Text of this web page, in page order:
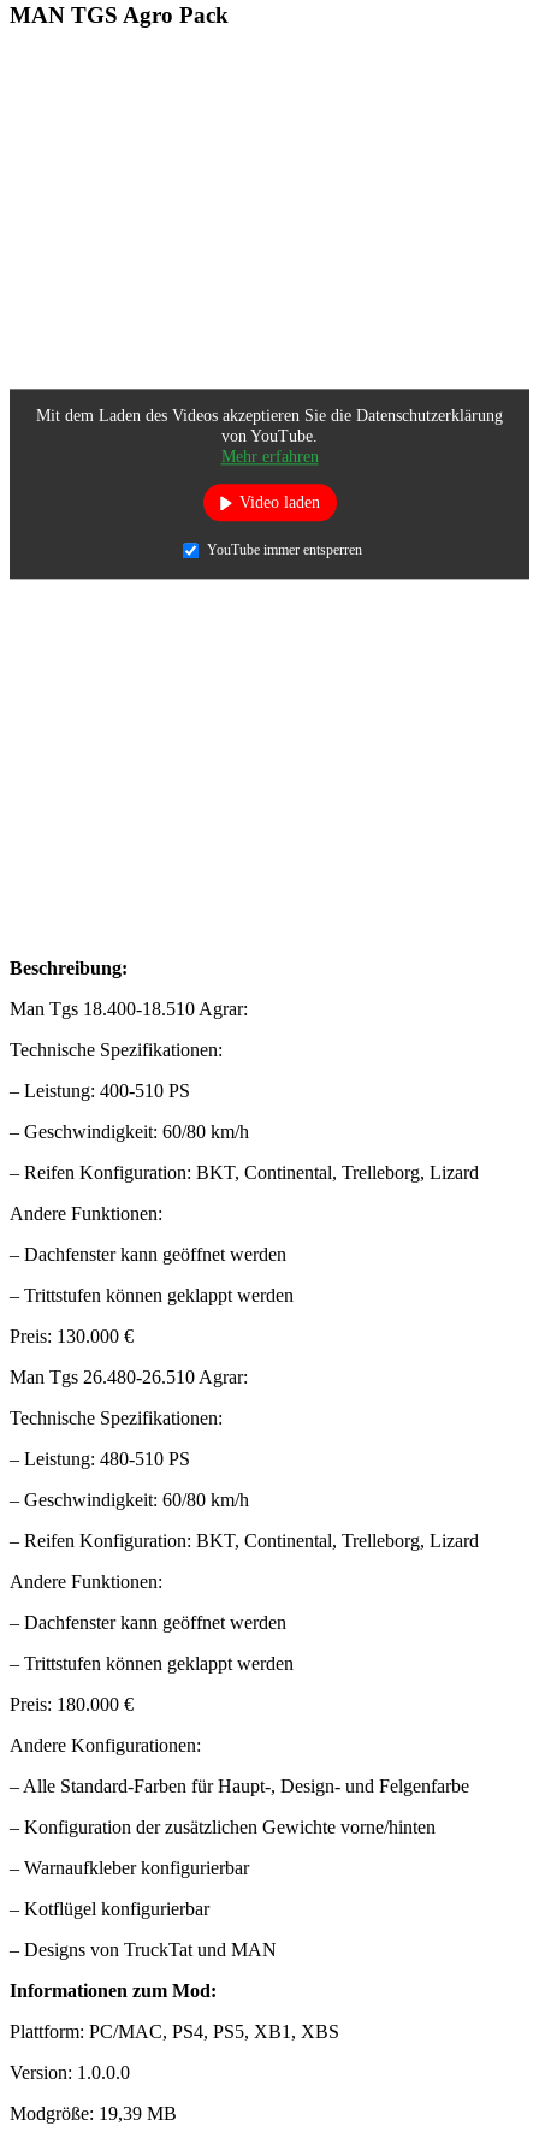
MAN TGS Agro Pack
Mit dem Laden des Videos akzeptieren Sie die Datenschutzerklärung
von YouTube.
Mehr erfahren
Video laden
YouTube immer entsperren
Beschreibung:
Man Tgs 18.400-18.510 Agrar:
Technische Spezifikationen:
– Leistung: 400-510 PS
– Geschwindigkeit: 60/80 km/h
– Reifen Konfiguration: BKT, Continental, Trelleborg, Lizard
Andere Funktionen:
– Dachfenster kann geöffnet werden
– Trittstufen können geklappt werden
Preis: 130.000 €
Man Tgs 26.480-26.510 Agrar:
Technische Spezifikationen:
– Leistung: 480-510 PS
– Geschwindigkeit: 60/80 km/h
– Reifen Konfiguration: BKT, Continental, Trelleborg, Lizard
Andere Funktionen:
– Dachfenster kann geöffnet werden
– Trittstufen können geklappt werden
Preis: 180.000 €
Andere Konfigurationen:
– Alle Standard-Farben für Haupt-, Design- und Felgenfarbe
– Konfiguration der zusätzlichen Gewichte vorne/hinten
– Warnaufkleber konfigurierbar
– Kotflügel konfigurierbar
– Designs von TruckTat und MAN
Informationen zum Mod:
Plattform: PC/MAC, PS4, PS5, XB1, XBS
Version: 1.0.0.0
Modgröße: 19,39 MB